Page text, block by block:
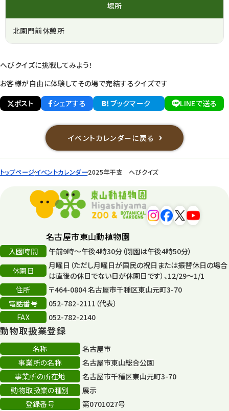
トップページイベントカレンダー2025年干支 へびクイズ
場所
北園門前休憩所
へびクイズに挑戦してみよう！
お客様が自由に体験してその場で完結するクイズです
ポスト
シェアする ブックマーク LINEで送る
イベントカレンダーに戻る
名古屋市東山動植物園
入園時間
午前9時～午後4時30分（閉園は午後4時50分）
休園日
月曜日（ただし月曜日が国民の祝日または振替休日の場合
は直後の休日でない日が休園日です）、12/29～1/1
住所
〒464-0804 名古屋市千種区東山元町3-70
電話番号
052-782-2111（代表）
FAX
052-782-2140
動物取扱業登録
名称
名古屋市
事業所の名称
名古屋市東山総合公園
事業所の所在地
名古屋市千種区東山元町3-70
動物取扱業の種別
展示
登録番号
第0701027号